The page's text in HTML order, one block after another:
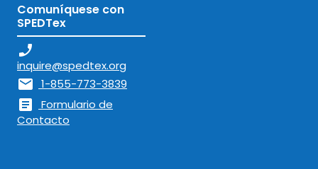
Comuníquese con
SPEDTex
phone_enabled
inquire@spedtex.org
mail 1-855-773-3839
article
Formulario de
Contacto